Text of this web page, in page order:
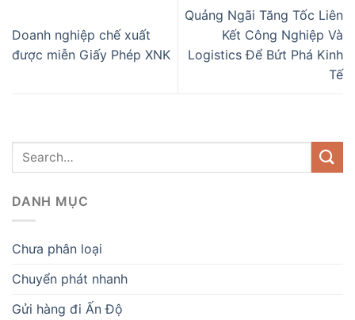
Doanh nghiệp chế xuất
được miễn Giấy Phép XNK
Quảng Ngãi Tăng Tốc Liên
Kết Công Nghiệp Và
Logistics Để Bứt Phá Kinh
Tế
DANH MỤC
Chưa phân loại
Chuyển phát nhanh
Gửi hàng đi Ấn Độ